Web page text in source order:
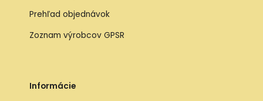
Prehľad objednávok
Zoznam výrobcov GPSR
Informácie